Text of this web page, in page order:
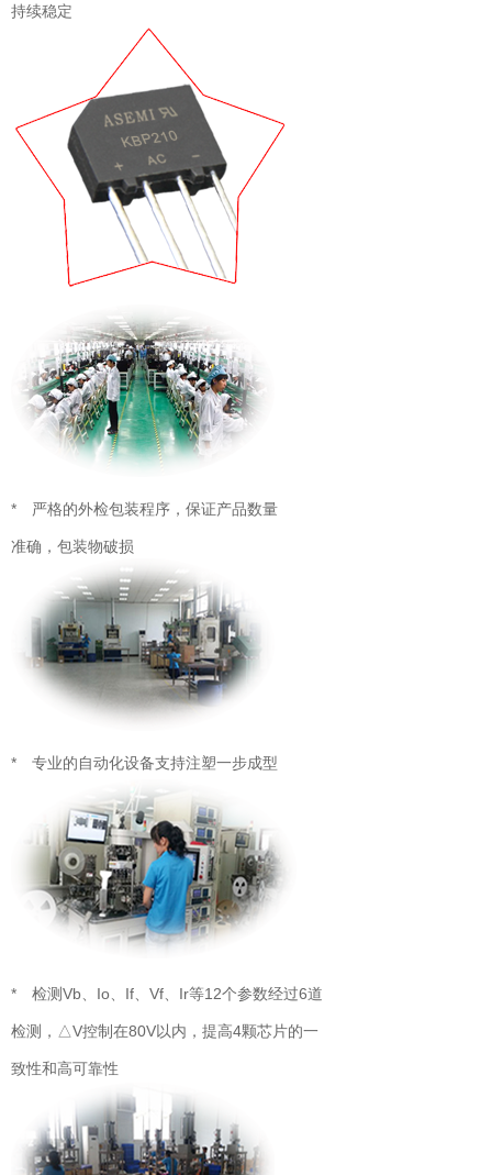
持续稳定
* 严格的外检包装程序，保证产品数量
准确，包装物破损
* 专业的自动化设备支持注塑一步成型
* 检测Vb、Io、If、Vf、Ir等12个参数经过6道
检测，△V控制在80V以内，提高4颗芯片的一
致性和高可靠性